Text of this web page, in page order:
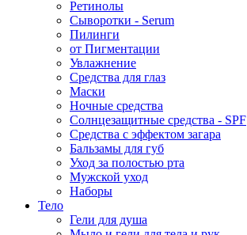
Ретинолы
Сыворотки - Serum
Пилинги
от Пигментации
Увлажнение
Средства для глаз
Маски
Ночные средства
Солнцезащитные средства - SPF
Средства c эффектом загара
Бальзамы для губ
Уход за полостью рта
Мужской уход
Наборы
Тело
Гели для душа